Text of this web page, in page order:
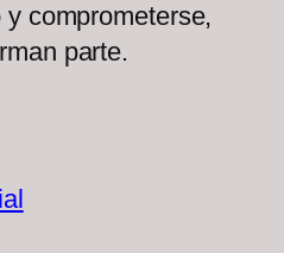
comprometerse,
parte.